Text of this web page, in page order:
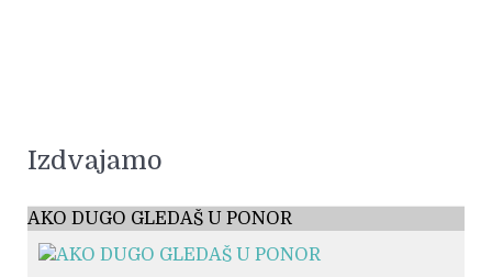
Izdvajamo
AKO DUGO GLEDAŠ U PONOR